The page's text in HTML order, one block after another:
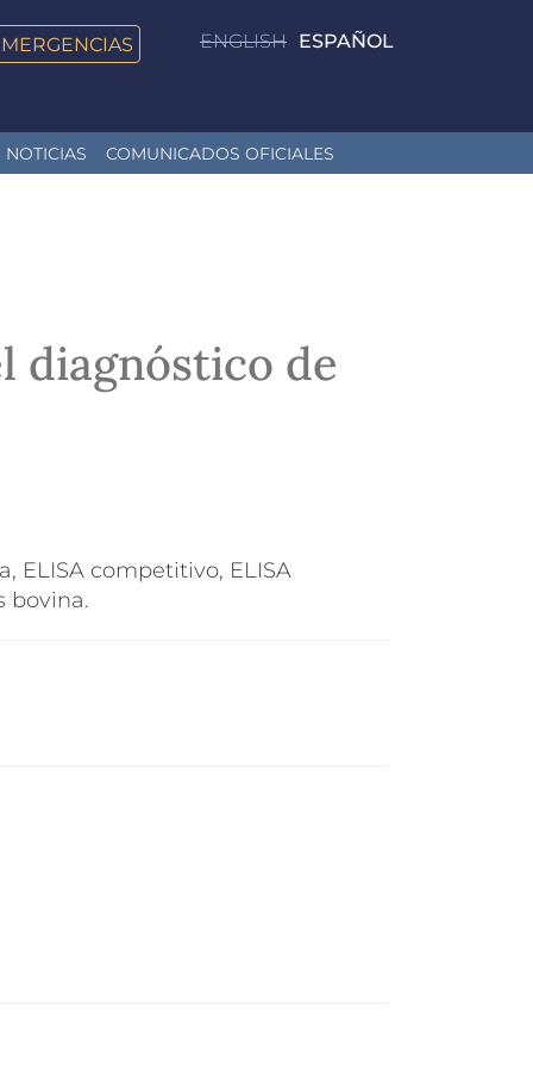
ENGLISH ESPAÑOL
NOTICIAS COMUNICADOS OFICIALES
diagnóstico de
ELISA competitivo, ELISA
bovina.